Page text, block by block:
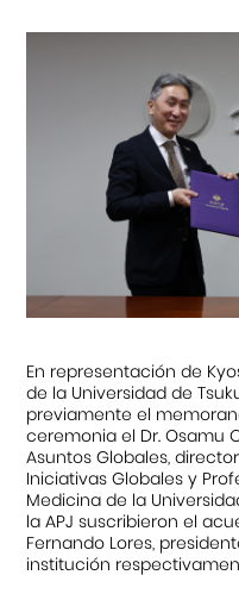
En representación de
de la Universidad de
previamente el
ceremonia el Dr. Osamu
Asuntos Globales,
Iniciativas Globales y
Medicina de la
la APJ suscribieron el
Fernando Lores,
institución